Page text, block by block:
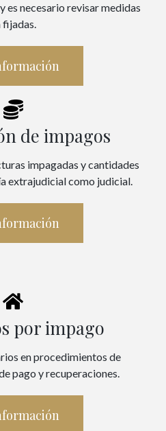
es necesario revisar medidas
fijadas.
de impagos
impagadas y cantidades
extrajudicial como judicial.
por impago
en procedimientos de
pago y recuperaciones.